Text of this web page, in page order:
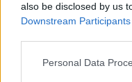
also be disclosed by us
Downstream Participants
Please note that this
Personal Data